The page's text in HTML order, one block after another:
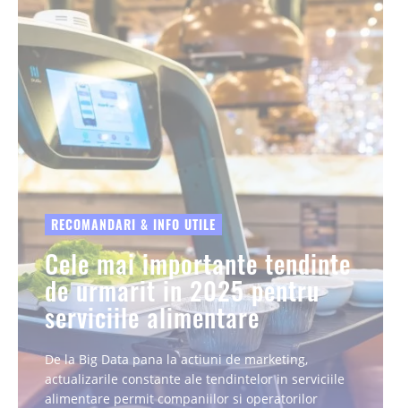
RECOMANDARI & INFO UTILE
Cele mai importante tendinte
de urmarit in 2025 pentru
serviciile alimentare
De la Big Data pana la actiuni de marketing,
actualizarile constante ale tendintelor in serviciile
alimentare permit companiilor si operatorilor